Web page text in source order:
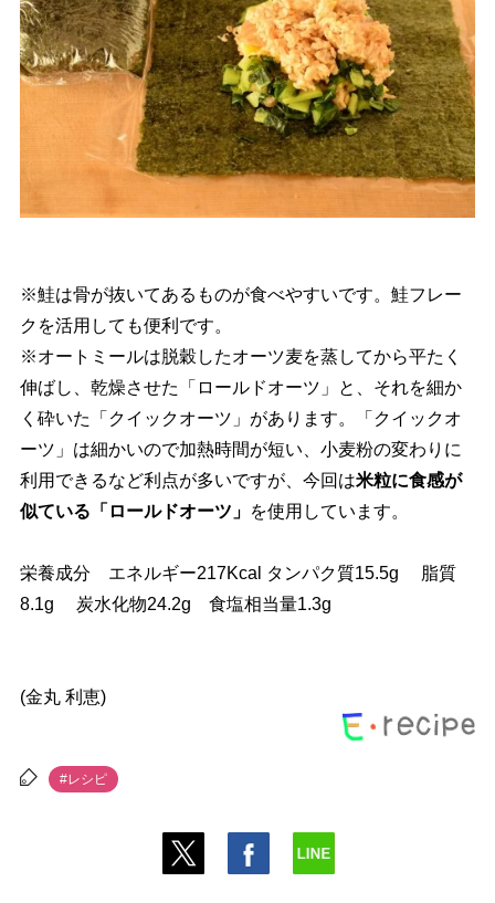
※鮭は骨が抜いてあるものが食べやすいです。鮭フレー
クを活用しても便利です。
※オートミールは脱穀したオーツ麦を蒸してから平たく
伸ばし、乾燥させた「ロールドオーツ」と、それを細か
く砕いた「クイックオーツ」があります。「クイックオ
ーツ」は細かいので加熱時間が短い、小麦粉の変わりに
利用できるなど利点が多いですが、今回は米粒に食感が
似ている「ロールドオーツ」 を使用しています。
栄養成分 エネルギー217Kcal タンパク質15.5g 脂質
8.1g 炭水化物24.2g 食塩相当量1.3g
(金丸 利恵)
#レシピ